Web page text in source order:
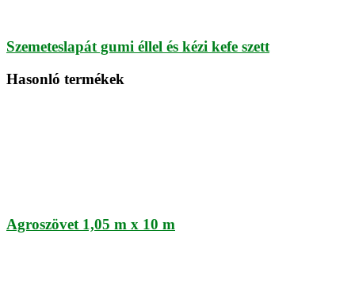
Szemeteslapát gumi éllel és kézi kefe szett
Hasonló termékek
Agroszövet 1,05 m x 10 m